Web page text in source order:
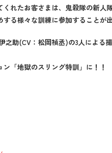
れたお客さまは、鬼殺隊の新
る様々な訓練に参加することが出
助(CV：松岡禎丞)の3人による
「地獄のスリング特訓」に！！